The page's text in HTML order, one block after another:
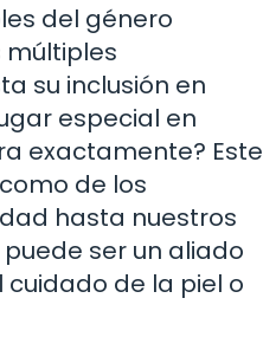
del género
su inclusión en
especial en
exactamente? Este
de los
hasta nuestros
ser un aliado
de la piel o